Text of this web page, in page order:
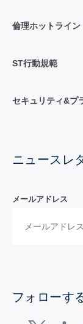
倫理ホットライン
ST行動規範
セキュリティ&プ
ニュースレ
メールアドレス
フォローす